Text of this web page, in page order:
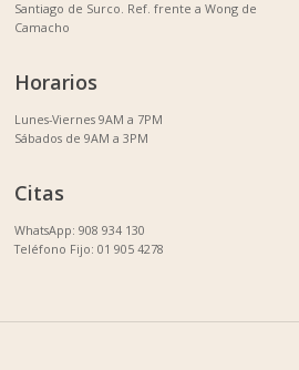
Santiago de Surco. Ref. frente a Wong de
Camacho
Horarios
Lunes-Viernes 9AM a 7PM
Sábados de 9AM a 3PM
Citas
WhatsApp: 908 934 130
Teléfono Fijo: 01 905 4278